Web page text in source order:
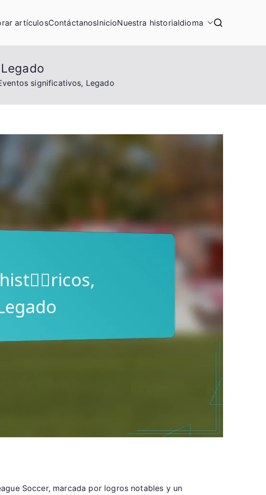
artículosContáctanosInicioNuestra historiaIdioma
significativos, Legado
Soccer, marcada por logros notables y un